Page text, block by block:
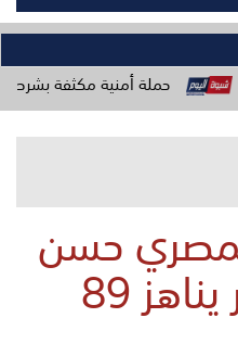
أمنية مكثفة بشرطة ساحل حضرموت
حسن
حسني عن عمر يناهز 89